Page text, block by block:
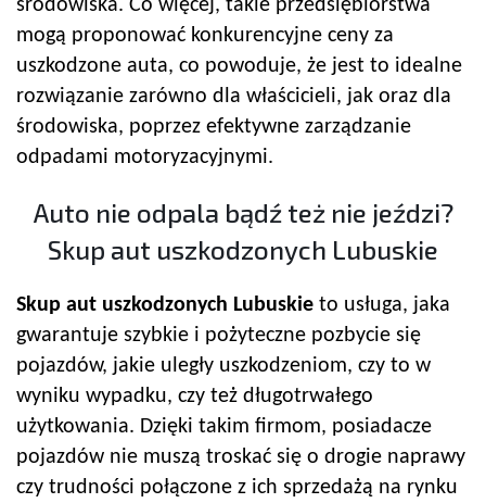
środowiska. Co więcej, takie przedsiębiorstwa
mogą proponować konkurencyjne ceny za
uszkodzone auta, co powoduje, że jest to idealne
rozwiązanie zarówno dla właścicieli, jak oraz dla
środowiska, poprzez efektywne zarządzanie
odpadami motoryzacyjnymi.
Auto nie odpala bądź też nie jeździ?
Skup aut uszkodzonych Lubuskie
Skup aut uszkodzonych Lubuskie to usługa, jaka
gwarantuje szybkie i pożyteczne pozbycie się
pojazdów, jakie uległy uszkodzeniom, czy to w
wyniku wypadku, czy też długotrwałego
użytkowania. Dzięki takim firmom, posiadacze
pojazdów nie muszą troskać się o drogie naprawy
czy trudności połączone z ich sprzedażą na rynku